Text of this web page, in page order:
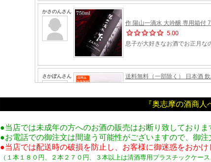
『奥志摩の酒商
●当店では未成年の方へのお酒の販売はお断り致しておりま
●お電話での御注文は間違う可能性がございますので、御注
●当店では配送時の破損を防止し、お客様に御迷惑をおか
（１本１８０円、２本２７０円、３本以上は清酒専用プラスチックケー